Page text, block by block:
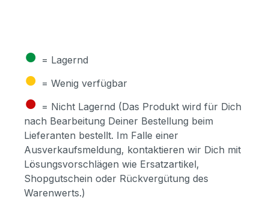
● = Lagernd
● = Wenig verfügbar
● = Nicht Lagernd (Das Produkt wird für Dich
nach Bearbeitung Deiner Bestellung beim
Lieferanten bestellt. Im Falle einer
Ausverkaufsmeldung, kontaktieren wir Dich mit
Lösungsvorschlägen wie Ersatzartikel,
Shopgutschein oder Rückvergütung des
Warenwerts.)